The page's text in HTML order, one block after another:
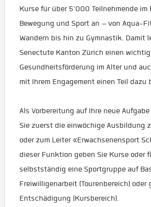
Kurse für über 5‘000 Teilnehmende im
Bewegung und Sport an – von Aqua-
Wandern bis hin zu Gymnastik. Damit
Senectute Kanton Zürich einen
Gesundheitsförderung im Alter und
mit Ihrem Engagement einen Teil dazu
Als Vorbereitung auf Ihre neue
Sie zuerst die einwöchige Ausbildung
oder zum Leiter «Erwachsenensport
dieser Funktion geben Sie Kurse oder
selbstständig eine Sportgruppe auf
Freiwilligenarbeit (Tourenbereich) oder
Entschädigung (Kursbereich).